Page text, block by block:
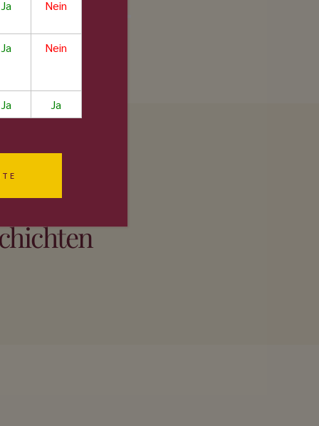
Ja Nein
Ja Nein
Ja Ja